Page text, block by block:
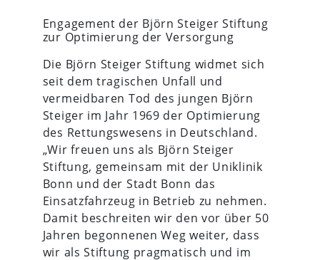
Engagement der Björn Steiger Stiftung
zur Optimierung der Versorgung
Die Björn Steiger Stiftung widmet sich
seit dem tragischen Unfall und
vermeidbaren Tod des jungen Björn
Steiger im Jahr 1969 der Optimierung
des Rettungswesens in Deutschland.
„Wir freuen uns als Björn Steiger
Stiftung, gemeinsam mit der Uniklinik
Bonn und der Stadt Bonn das
Einsatzfahrzeug in Betrieb zu nehmen.
Damit beschreiten wir den vor über 50
Jahren begonnenen Weg weiter, dass
wir als Stiftung pragmatisch und im